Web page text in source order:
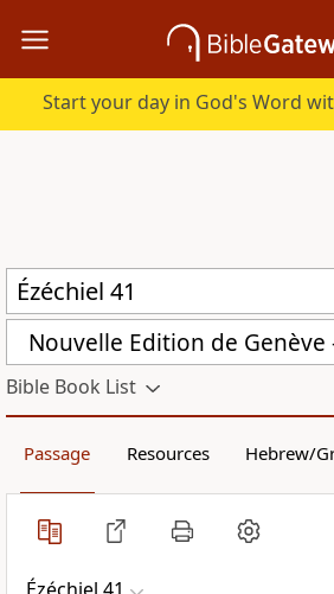
Bible Book List
Passage Resources Hebrew/